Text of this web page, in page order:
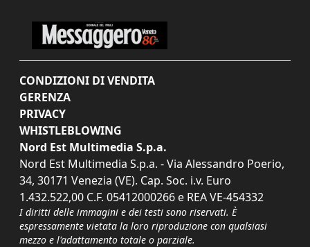
CONDIZIONI DI VENDITA
GERENZA
PRIVACY
WHISTLEBLOWING
Nord Est Multimedia S.p.a.
Nord Est Multimedia S.p.a. - Via Alessandro Poerio,
34, 30171 Venezia (VE). Cap. Soc. i.v. Euro
1.432.522,00 C.F. 05412000266 e REA VE-454332
I diritti delle immagini e dei testi sono riservati. È
espressamente vietata la loro riproduzione con qualsiasi
mezzo e l'adattamento totale o parziale.